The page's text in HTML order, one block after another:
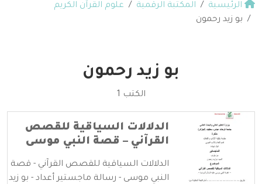
الرئيسية المكتبة الرقمية
علوم القرآن الكريم
بو زيد رحمون
بو زيد رحمون
الكتب 1
الدلالات السياقية للقصص
القرآني – قصة النبي موسى
الدلالات السياقية للقصص القرآني - قصة
النبي موسى - رسالة ماجستير أعداد - بو زيد